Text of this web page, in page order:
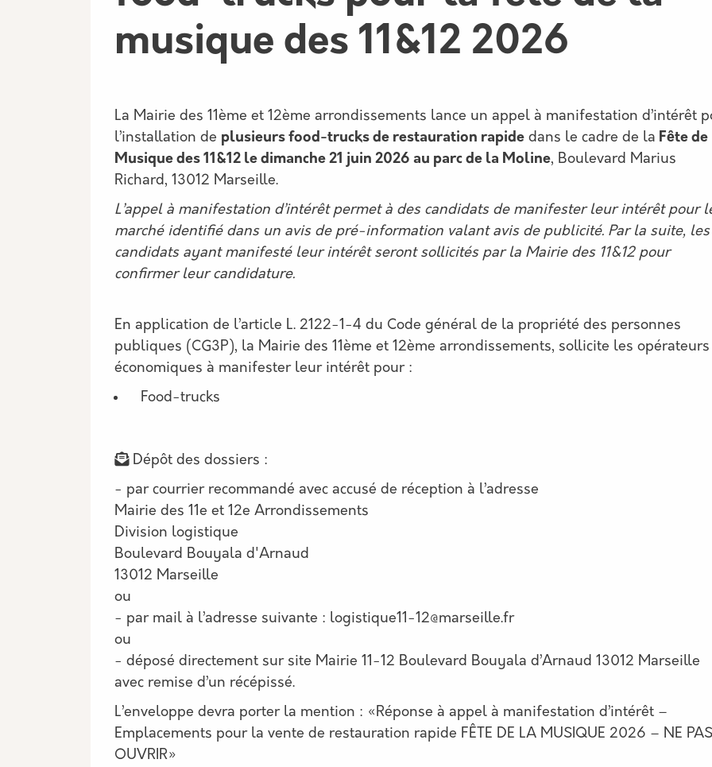
musique des 11&12 2026
La Mairie des 11ème et 12ème arrondissements lance un appel à manifestation d’intérêt
l’installation de plusieurs food-trucks de restauration rapide dans le cadre de la Fête de
Musique des 11&12 le dimanche 21 juin 2026 au parc de la Moline, Boulevard Marius
Richard, 13012 Marseille.
L’appel à manifestation d’intérêt permet à des candidats de manifester leur intérêt pour
marché identifié dans un avis de pré-information valant avis de publicité. Par la suite, les
candidats ayant manifesté leur intérêt seront sollicités par la Mairie des 11&12 pour
confirmer leur candidature.
En application de l’article L. 2122-1-4 du Code général de la propriété des personnes
publiques (CG3P), la Mairie des 11ème et 12ème arrondissements, sollicite les opérateurs
économiques à manifester leur intérêt pour :
Food-trucks
Dépôt des dossiers :
- par courrier recommandé avec accusé de réception à l’adresse
Mairie des 11e et 12e Arrondissements
Division logistique
Boulevard Bouyala d'Arnaud
13012 Marseille
ou
- par mail à l’adresse suivante : logistique11-12@marseille.fr
ou
- déposé directement sur site Mairie 11-12 Boulevard Bouyala d’Arnaud 13012 Marseille
avec remise d’un récépissé.
L’enveloppe devra porter la mention : «Réponse à appel à manifestation d’intérêt –
Emplacements pour la vente de restauration rapide FÊTE DE LA MUSIQUE 2026 – NE PAS
OUVRIR»